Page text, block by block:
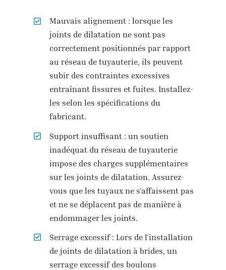
Mauvais alignement : lorsque les
joints de dilatation ne sont pas
correctement positionnés par rapport
au réseau de tuyauterie, ils peuvent
subir des contraintes excessives
entraînant fissures et fuites. Installez-
les selon les spécifications du
fabricant.
Support insuffisant : un soutien
inadéquat du réseau de tuyauterie
impose des charges supplémentaires
sur les joints de dilatation. Assurez-
vous que les tuyaux ne s'affaissent pas
et ne se déplacent pas de manière à
endommager les joints.
Serrage excessif : Lors de l'installation
de joints de dilatation à brides, un
serrage excessif des boulons